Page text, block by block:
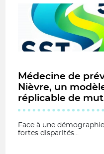
Médecine de
Nièvre, un
réplicable de
Face à une
fortes disparités…